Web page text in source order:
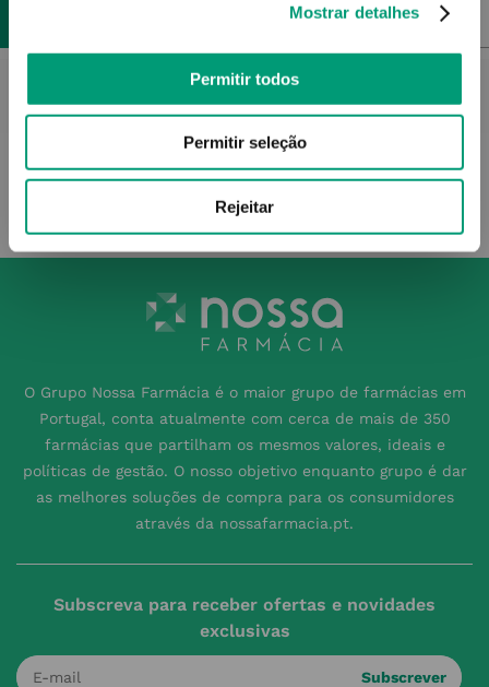
Mostrar detalhes
Permitir todos
Permitir seleção
Rejeitar
NOTIFICAR-ME
O Grupo Nossa Farmácia é o maior grupo de farmácias em
Portugal, conta atualmente com cerca de mais de 350
farmácias que partilham os mesmos valores, ideais e
políticas de gestão. O nosso objetivo enquanto grupo é dar
as melhores soluções de compra para os consumidores
através da nossafarmacia.pt.
Subscreva para receber ofertas e novidades
exclusivas
Subscrever